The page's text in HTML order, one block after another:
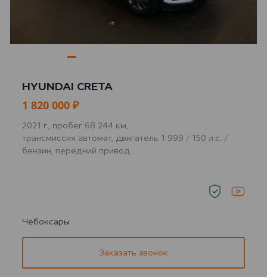
HYUNDAI CRETA
1 820 000 ₽
2021 г., пробег 68 244 км,
трансмиссия автомат, двигатель 1 999 / 150 л.с. /
бензин, передний привод
Чебоксары
Заказать звонок